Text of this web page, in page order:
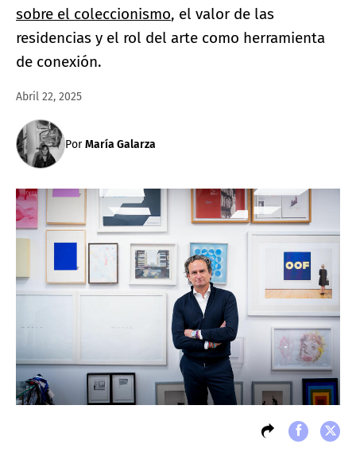
sobre el coleccionismo, el valor de las
residencias y el rol del arte como herramienta
de conexión.
Abril 22, 2025
PorMaría Galarza